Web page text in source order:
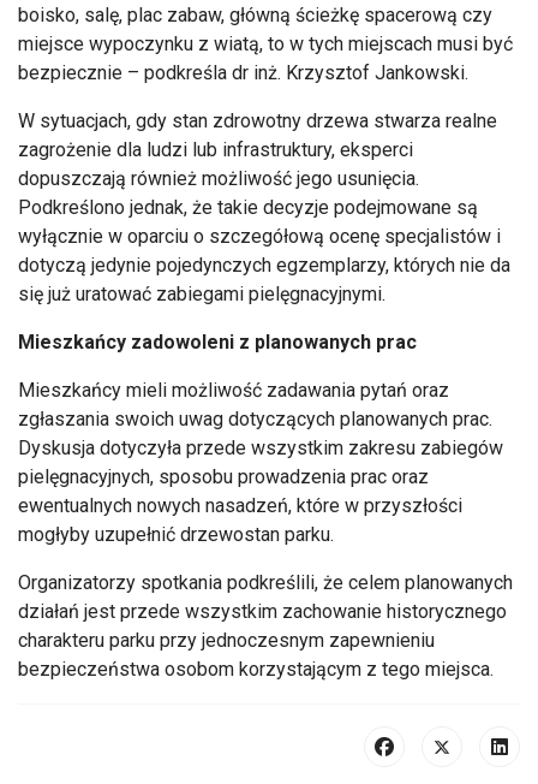
boisko, salę, plac zabaw, główną ścieżkę spacerową czy
miejsce wypoczynku z wiatą, to w tych miejscach musi być
bezpiecznie – podkreśla dr inż. Krzysztof Jankowski.
W sytuacjach, gdy stan zdrowotny drzewa stwarza realne
zagrożenie dla ludzi lub infrastruktury, eksperci
dopuszczają również możliwość jego usunięcia.
Podkreślono jednak, że takie decyzje podejmowane są
wyłącznie w oparciu o szczegółową ocenę specjalistów i
dotyczą jedynie pojedynczych egzemplarzy, których nie da
się już uratować zabiegami pielęgnacyjnymi.
Mieszkańcy zadowoleni z planowanych prac
Mieszkańcy mieli możliwość zadawania pytań oraz
zgłaszania swoich uwag dotyczących planowanych prac.
Dyskusja dotyczyła przede wszystkim zakresu zabiegów
pielęgnacyjnych, sposobu prowadzenia prac oraz
ewentualnych nowych nasadzeń, które w przyszłości
mogłyby uzupełnić drzewostan parku.
Organizatorzy spotkania podkreślili, że celem planowanych
działań jest przede wszystkim zachowanie historycznego
charakteru parku przy jednoczesnym zapewnieniu
bezpieczeństwa osobom korzystającym z tego miejsca.